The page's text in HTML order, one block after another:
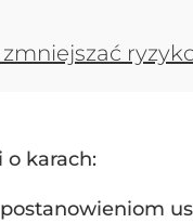
zmniejszać
o karach: